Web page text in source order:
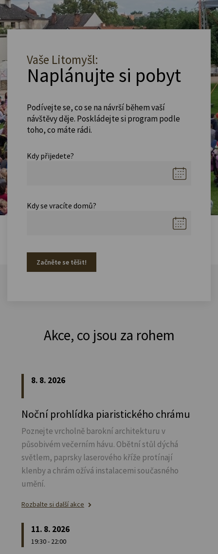
Vaše Litomyšl:
Naplánujte si pobyt
Podívejte se, co se na návrší během vaší
návštěvy děje. Poskládejte si program podle
toho, co máte rádi.
Kdy přijedete?
Kdy se vracíte domů?
Začněte se těšit!
Akce, co jsou za rohem
8. 8. 2026
Noční prohlídka piaristického chrámu
Poznejte vrcholně barokní architekturu v
působivém večerním hávu. Obětní stůl dýchá
světlem, paprsky laserového kříže protínají
klenby a chrám ožívá instalacemi současného
umění.
Rozbalte si další akce
11. 8. 2026
19:30 - 22:00